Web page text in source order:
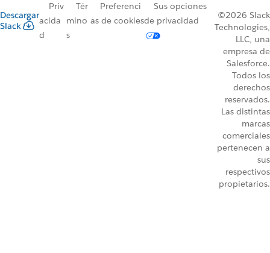
Descargar
Slack
Priv
acida
d
Tér
mino
s
Preferenci
as de cookies
Sus opciones
de privacidad
©2026 Slack
Technologies,
LLC, una
empresa de
Salesforce.
Todos los
derechos
reservados.
Las distintas
marcas
comerciales
pertenecen a
sus
respectivos
propietarios.